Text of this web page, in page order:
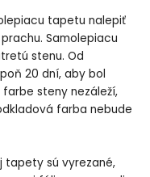
tapetu nalepiť
Samolepiacu
stenu. Od
20 dní, aby bol
steny nezáleží,
farba nebude
tapety sú vyrezané,